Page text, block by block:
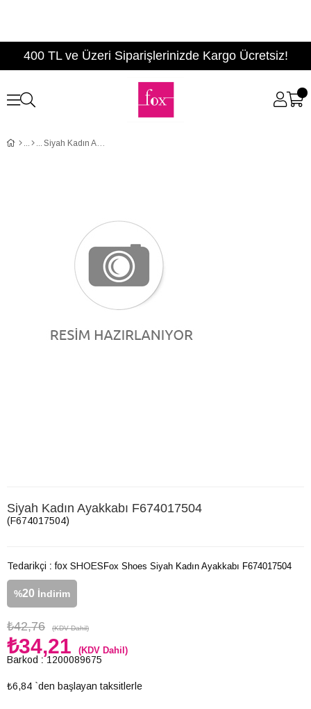
400 TL ve Üzeri Siparişlerinizde Kargo Ücretsiz!
Siyah Kadın Ayakkabı F674017504
Siyah Kadın Ayakkabı F674017504
(F674017504)
Tedarikçi : fox SHOES
%20 İndirim
₺42,76 (KDV Dahil)
₺34,21 (KDV Dahil)
Barkod : 1200089675
₺6,84 `den başlayan taksitlerle
Fox Shoes Siyah Kadın Ayakkabı F674017504